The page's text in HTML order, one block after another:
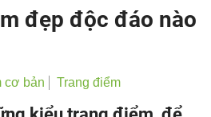
đẹp độc đáo nào
cơ bản Trang điểm